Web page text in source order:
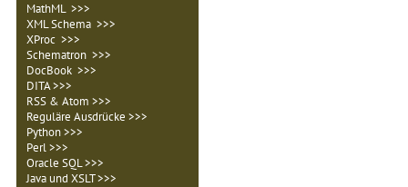
MathML >>>
XML Schema >>>
XProc >>>
Schematron >>>
DocBook >>>
DITA >>>
RSS & Atom >>>
Reguläre Ausdrücke >>>
Python >>>
Perl >>>
Oracle SQL >>>
Java und XSLT >>>